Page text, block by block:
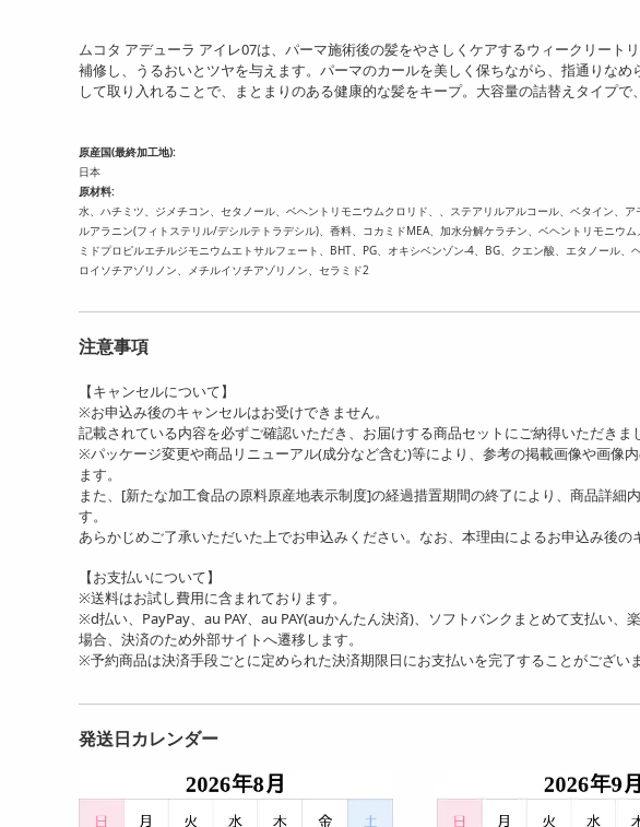
ムコタ アデューラ アイレ07は、パーマ施術後の髪をやさしくケアするウィークリート
補修し、うるおいとツヤを与えます。パーマのカールを美しく保ちながら、指通りな
して取り入れることで、まとまりのある健康的な髪をキープ。大容量の詰替えタイプで
原産国(最終加工地):
日本
原材料:
水、ハチミツ、ジメチコン、セタノール、ベヘントリモニウムクロリド、、ステアリルアルコール、ベタイン、
ルアラニン(フィトステリル/デシルテトラデシル)、香料、コカミドMEA、加水分解ケラチン、ベヘントリモニウ
ミドプロピルエチルジモニウムエトサルフェート、BHT、PG、オキシベンゾン-4、BG、クエン酸、エタノール
ロイソチアゾリノン、メチルイソチアゾリノン、セラミド2
注意事項
【キャンセルについて】
※お申込み後のキャンセルはお受けできません。
記載されている内容を必ずご確認いただき、お届けする商品セットにご納得いただきま
※パッケージ変更や商品リニューアル(成分など含む)等により、参考の掲載画像や画像
ます。
また、[新たな加工食品の原料原産地表示制度]の経過措置期間の終了により、商品詳細
す。
あらかじめご了承いただいた上でお申込みください。なお、本理由によるお申込み後の
【お支払いについて】
※送料はお試し費用に含まれております。
※d払い、PayPay、au PAY、au PAY(auかんたん決済)、ソフトバンクまとめて支払い
場合、決済のため外部サイトへ遷移します。
※予約商品は決済手段ごとに定められた決済期限日にお支払いを完了することがござい
発送日カレンダー